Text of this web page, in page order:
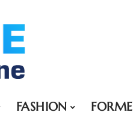
FASHION FORME